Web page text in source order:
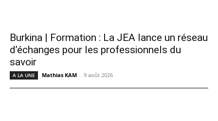
Burkina | Formation : La JEA lance un réseau
d’échanges pour les professionnels du
savoir
A LA UNE Mathias KAM - 9 août 2026